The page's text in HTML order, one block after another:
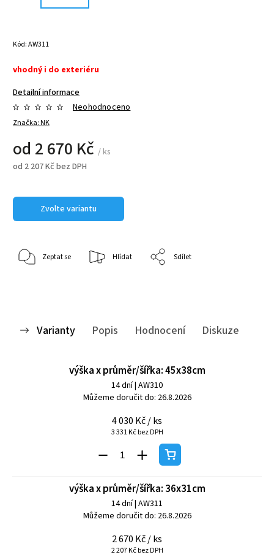
Kód:AW311
vhodný i do exteriéru
Detailní informace
Značka:NK
Neohodnoceno
od 2 670 Kč / ks
od 2 207 Kč bez DPH
Zvolte variantu
Zeptat se Hlídat Sdílet
Varianty Popis Hodnocení Diskuze
výška x průměr/šířka: 45x38cm
14 dní| AW310
Můžeme doručit do: 26.8.2026
4 030 Kč/ ks
3 331 Kč bez DPH
výška x průměr/šířka: 36x31cm
14 dní| AW311
Můžeme doručit do: 26.8.2026
2 670 Kč/ ks
2 207 Kč bez DPH